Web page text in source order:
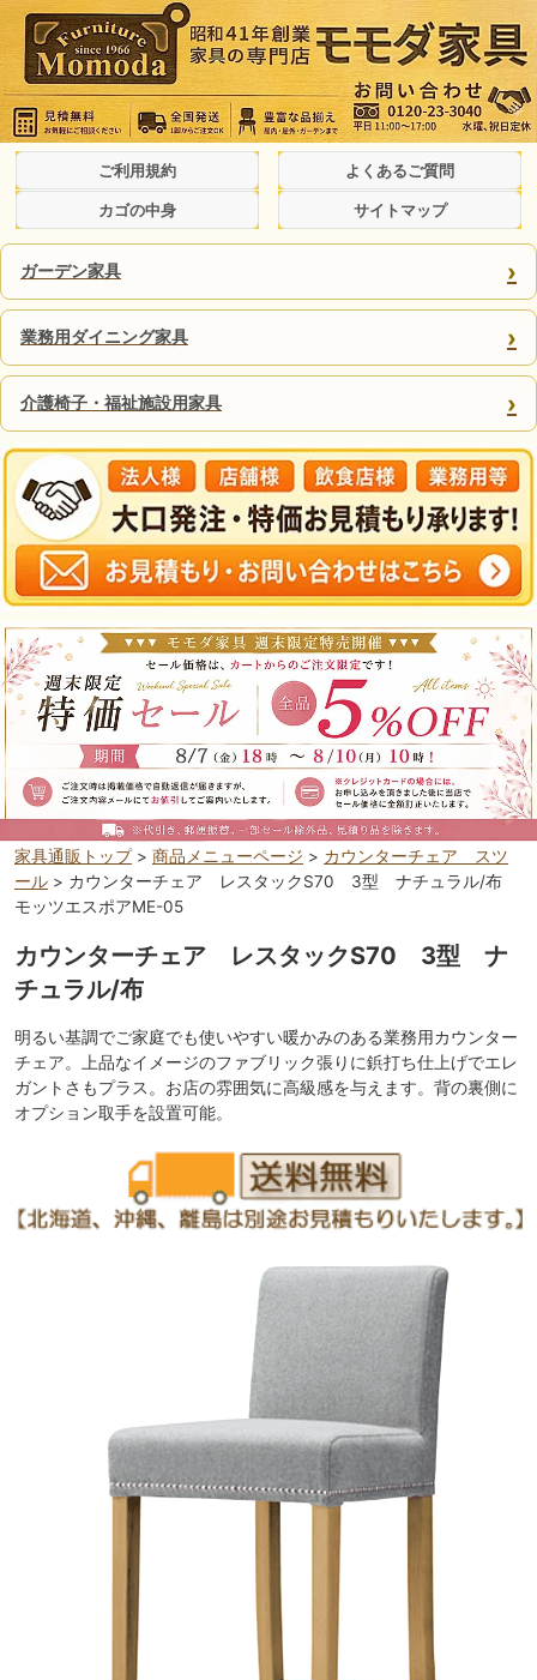
ご利用規約 よくあるご質問
カゴの中身 サイトマップ
ガーデン家具 ›
業務用ダイニング家具 ›
介護椅子・福祉施設用家具 ›
家具通販トップ> 商品メニューページ > カウンターチェア スツ
ール > カウンターチェア レスタックS70 3型 ナチュラル/布
モッツエスポアME-05
カウンターチェア レスタックS70 3型 ナ
チュラル/布
明るい基調でご家庭でも使いやすい暖かみのある業務用カウンター
チェア。上品なイメージのファブリック張りに鋲打ち仕上げでエレ
ガントさもプラス。お店の雰囲気に高級感を与えます。背の裏側に
オプション取手を設置可能。